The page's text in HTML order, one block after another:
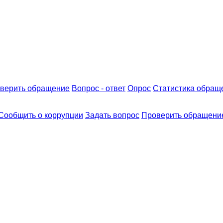
обращение Вопрос - ответ Опрос Статистика
о коррупции Задать вопрос Проверить